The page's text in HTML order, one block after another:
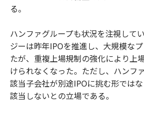
る。
ハンファグループも状況を注視して
ジーは昨年IPOを推進し、大規模な
たが、重複上場規制の強化により上
けられなくなった。ただし、ハンフ
該当子会社が別途IPOに挑む形では
該当しないとの立場である。